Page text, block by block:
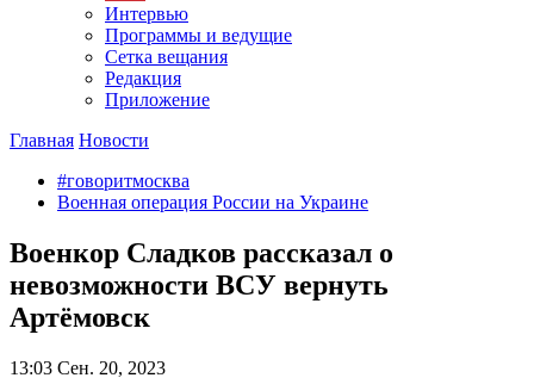
Интервью
Программы и ведущие
Сетка вещания
Редакция
Приложение
Главная Новости
#говоритмосква
Военная операция России на Украине
Военкор Сладков рассказал о
невозможности ВСУ вернуть
Артёмовск
13:03 Сен. 20, 2023